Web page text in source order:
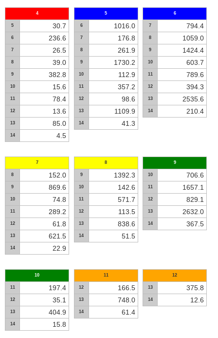
4
5 30.7
6 236.6
7 26.5
8 39.0
9 382.8
10 15.6
11 78.4
12 13.6
13 85.0
14 4.5
5
6 1016.0
7 176.8
8 261.9
9 1730.2
10 112.9
11 357.2
12 98.6
13 1109.9
14 41.3
6
7 794.4
8 1059.0
9 1424.4
10 603.7
11 789.6
12 394.3
13 2535.6
14 210.4
7
8 152.0
9 869.6
10 74.8
11 289.2
12 61.8
13 621.5
14 22.9
8
9 1392.3
10 142.6
11 571.7
12 113.5
13 838.6
14 51.5
9
10 706.6
11 1657.1
12 829.1
13 2632.0
14 367.5
10
11 197.4
12 35.1
13 404.9
14 15.8
11
12 166.5
13 748.0
14 61.4
12
13 375.8
14 12.6